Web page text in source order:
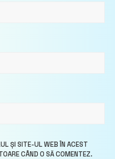
ȘI SITE-UL WEB ÎN ACEST
CÂND O SĂ COMENTEZ.